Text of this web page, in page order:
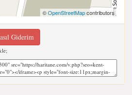
©OpenStreetMapcontributors
Giderim